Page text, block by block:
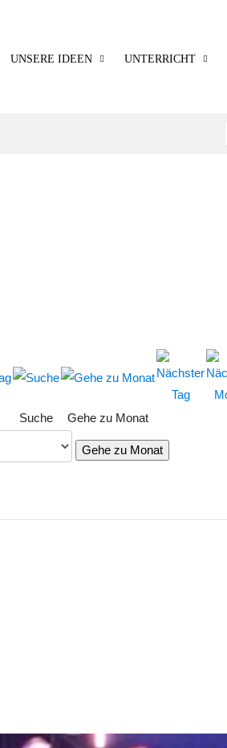
UNSERE IDEEN UNTERRICHT
Suche Gehe zu Monat
Gehe zu Monat